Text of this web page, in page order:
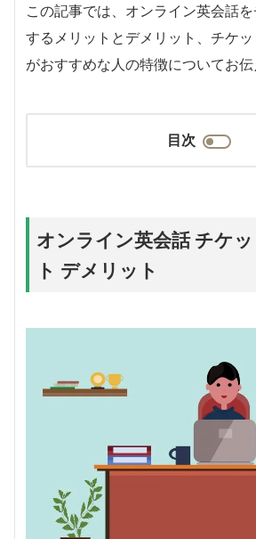
この記事では、オンライン英会話
するメリットとデメリット、チケ
がおすすめな人の特徴についてお伝
目次
オンライン英会話 チケ
ト デメリット